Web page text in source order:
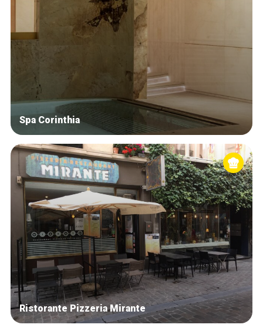
Spa Corinthia
Ristorante Pizzeria Mirante